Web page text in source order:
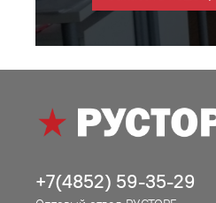
+7(4852) 59-35-29